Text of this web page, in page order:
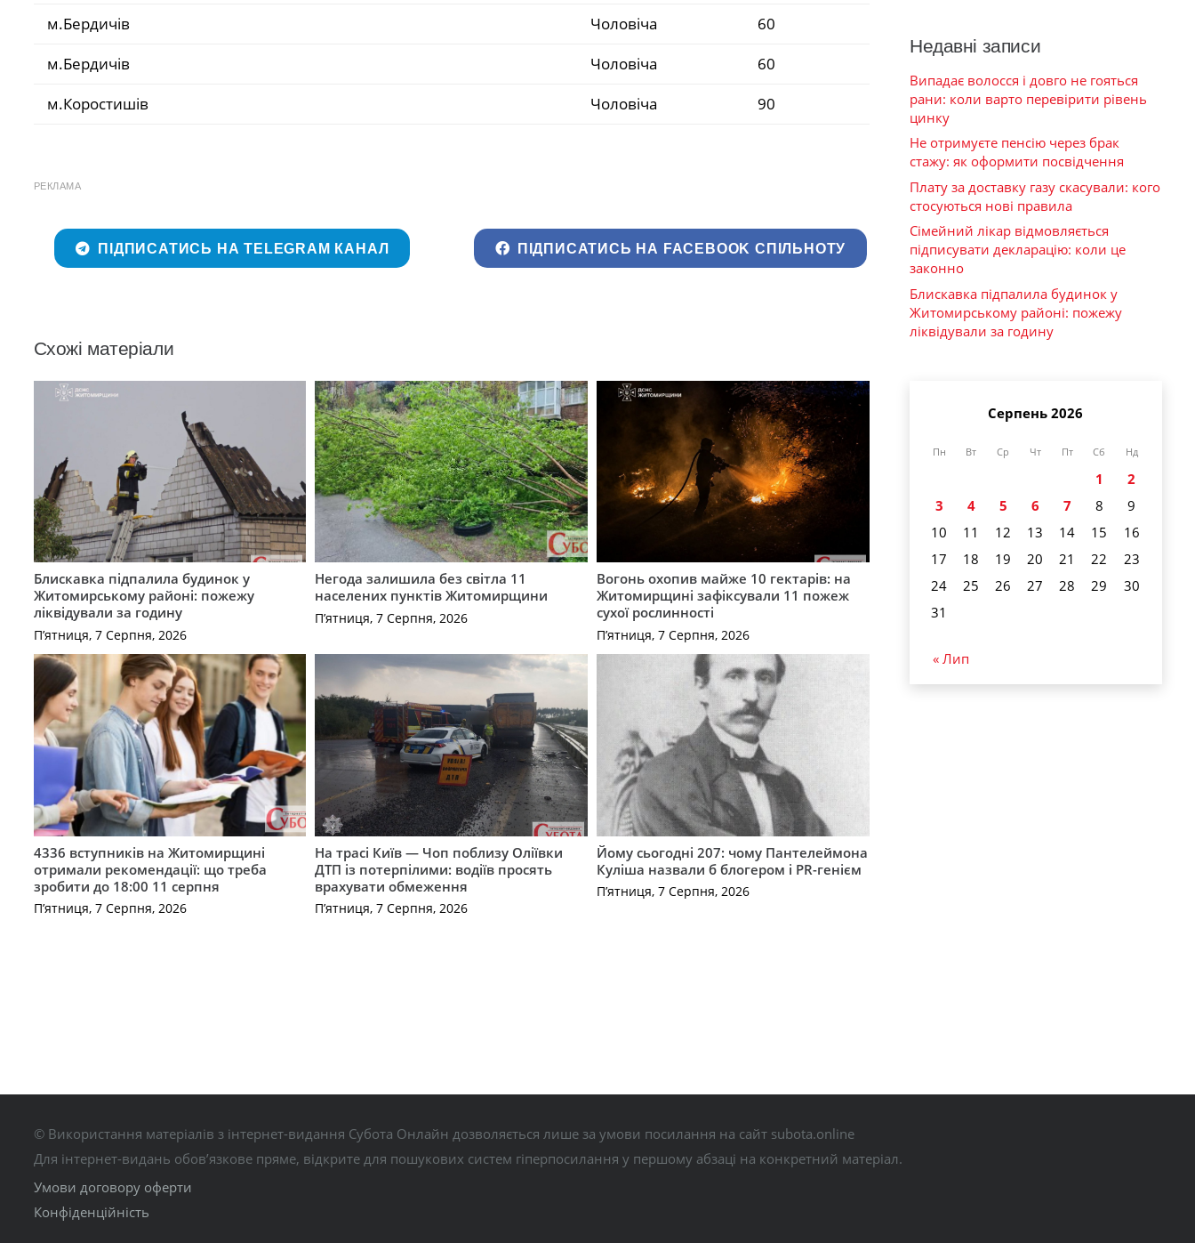
м.Бердичів
Чоловіча
60
м.Бердичів
Чоловіча
60
м.Коростишів
Чоловіча 90
РЕКЛАМА
ПІДПИСАТИСЬ НА TELEGRAM КАНАЛ ПІДПИСАТИСЬ НА FACEBOOK СПІЛЬНОТУ
Схожі матеріали
Блискавка підпалила будинок у
Житомирському районі: пожежу
ліквідували за годину
П’ятниця, 7 Серпня, 2026
Негода залишила без світла 11
населених пунктів Житомирщини
П’ятниця, 7 Серпня, 2026
Вогонь охопив майже 10 гектарів: на
Житомирщині зафіксували 11 пожеж
сухої рослинності
П’ятниця, 7 Серпня, 2026
4336 вступників на Житомирщині
отримали рекомендації: що треба
зробити до 18:00 11 серпня
П’ятниця, 7 Серпня, 2026
На трасі Київ — Чоп поблизу Оліївки
ДТП із потерпілими: водіїв просять
врахувати обмеження
П’ятниця, 7 Серпня, 2026
Йому сьогодні 207: чому Пантелеймона
Куліша назвали б блогером і PR-генієм
П’ятниця, 7 Серпня, 2026
Недавні записи
Випадає волосся і довго не гояться
рани: коли варто перевірити рівень
цинку
Не отримуєте пенсію через брак
стажу: як оформити посвідчення
Плату за доставку газу скасували: кого
стосуються нові правила
Сімейний лікар відмовляється
підписувати декларацію: коли це
законно
Блискавка підпалила будинок у
Житомирському районі: пожежу
ліквідували за годину
Серпень 2026
Пн Вт Ср Чт Пт Сб Нд
1
2
3
4 5 6 7 8
9
10
11 12 13 14 15
16
17
18 19 20 21 22
23
24
25 26 27 28 29
30
31
« Лип
© Використання матеріалів з інтернет-видання Субота Онлайн дозволяється лише за умови посилання на сайт subota.online
Для інтернет-видань обов’язкове пряме, відкрите для пошукових систем гіперпосилання у першому абзаці на конкретний матеріал.
Умови договору оферти
Конфіденційність